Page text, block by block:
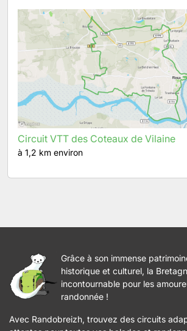
Circuit VTT des Coteaux de Vilaine
à 1,2 km environ
Grâce à son immense
historique et culturel, la
incontournable pour les
randonnée !
Avec Randobreizh, trouvez des circuits